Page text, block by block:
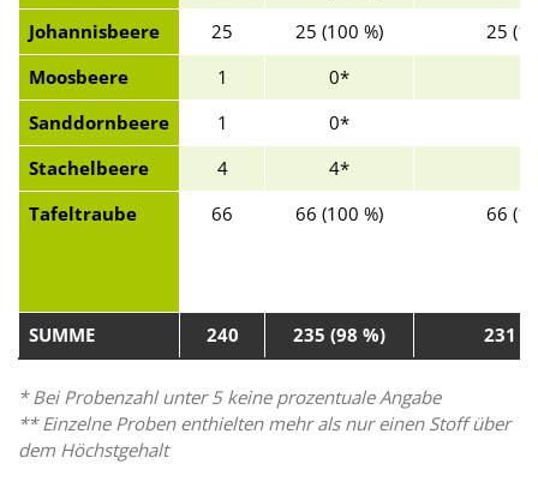
Johannisbeere
25 25 (100 %)
25
Moosbeere
1 0*
Sanddornbeere
1 0*
Stachelbeere
4 4*
Tafeltraube
66 66 (100 %) 66
SUMME 240 235 (98 %) 231
* Bei Probenzahl unter 5 keine prozentuale Angabe
** Einzelne Proben enthielten mehr als nur einen Stoff über
dem Höchstgehalt